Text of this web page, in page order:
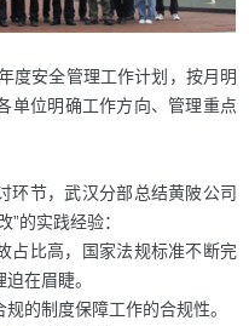
度安全管理工作计划，按月明
单位明确工作方向、管理重点
环节，武汉分部总结黄陂公司
的实践经验：
占比高，国家法规标准不断完
在眉睫。
的制度保障工作的合规性。